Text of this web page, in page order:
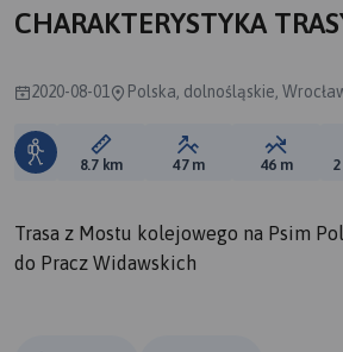
CHARAKTERYSTYKA
2020-08-01 Polska, dolnośląskie,
Długość trasy:
8.7 km Suma przewyższeń:
47 m Suma
46 m
Trasa z Mostu kolejowego na Psim
do Pracz Widawskich